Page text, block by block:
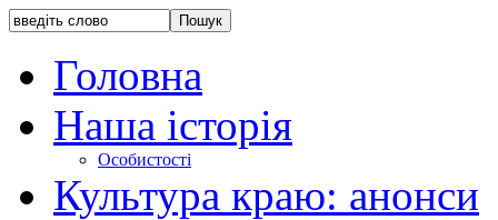
Головна
Наша історія
Особистості
Культура краю: анонси